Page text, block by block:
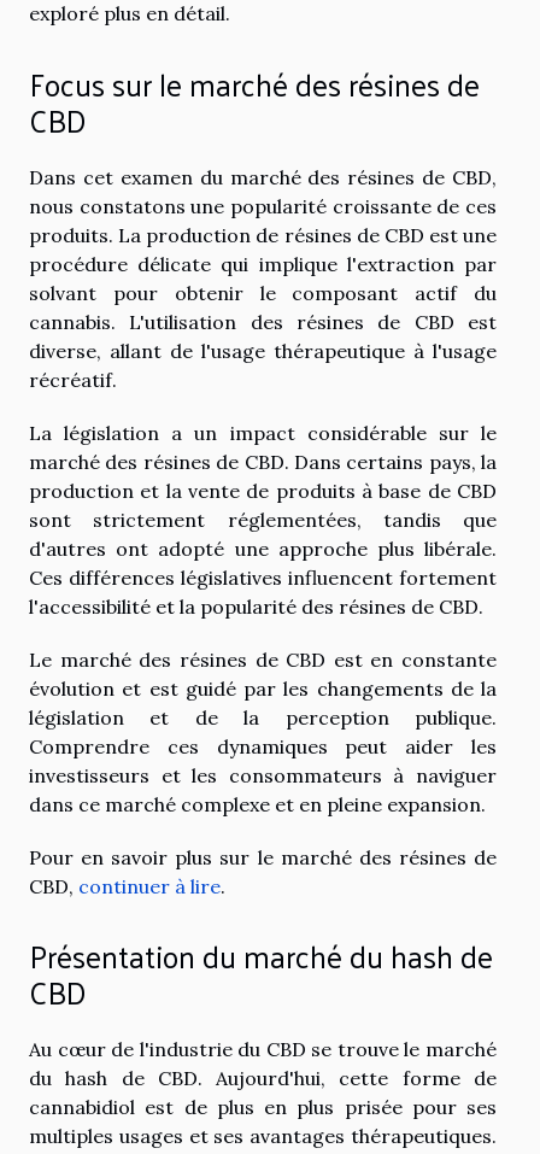
exploré plus en détail.
Focus sur le marché des résines de
CBD
Dans cet examen du marché des résines de CBD,
nous constatons une popularité croissante de ces
produits. La production de résines de CBD est une
procédure délicate qui implique l'extraction par
solvant pour obtenir le composant actif du
cannabis. L'utilisation des résines de CBD est
diverse, allant de l'usage thérapeutique à l'usage
récréatif.
La législation a un impact considérable sur le
marché des résines de CBD. Dans certains pays, la
production et la vente de produits à base de CBD
sont strictement réglementées, tandis que
d'autres ont adopté une approche plus libérale.
Ces différences législatives influencent fortement
l'accessibilité et la popularité des résines de CBD.
Le marché des résines de CBD est en constante
évolution et est guidé par les changements de la
législation et de la perception publique.
Comprendre ces dynamiques peut aider les
investisseurs et les consommateurs à naviguer
dans ce marché complexe et en pleine expansion.
Pour en savoir plus sur le marché des résines de
CBD, continuer à lire.
Présentation du marché du hash de
CBD
Au cœur de l'industrie du CBD se trouve le marché
du hash de CBD. Aujourd'hui, cette forme de
cannabidiol est de plus en plus prisée pour ses
multiples usages et ses avantages thérapeutiques.